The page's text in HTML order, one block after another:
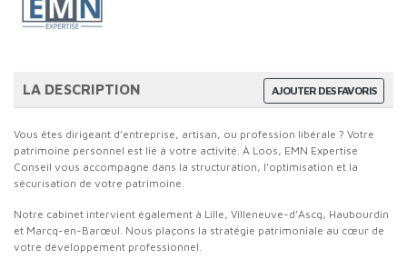
AJOUTER DES FAVORIS
LA DESCRIPTION
Vous êtes dirigeant d’entreprise, artisan, ou profession libérale ? Votre
patrimoine personnel est lié à votre activité. À Loos, EMN Expertise
Conseil vous accompagne dans la structuration, l’optimisation et la
sécurisation de votre patrimoine.
Notre cabinet intervient également à Lille, Villeneuve-d’Ascq, Haubourdin
et Marcq-en-Barœul. Nous plaçons la stratégie patrimoniale au cœur de
votre développement professionnel.